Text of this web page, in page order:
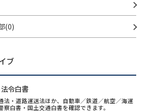
(0)
ブ
令白書
法・道路運送法ほか、自動車／鉄道／航空／海運
察白書・国土交通白書を確認できます。